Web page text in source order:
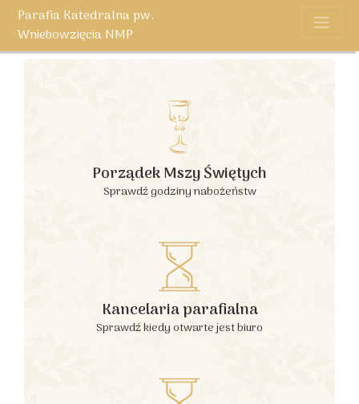
Parafia Katedralna pw.
Wniebowzięcia NMP
Porządek Mszy Świętych
Sprawdź godziny nabożeństw
Kancelaria parafialna
Sprawdź kiedy otwarte jest biuro